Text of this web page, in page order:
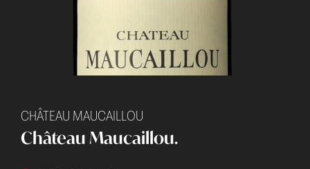
CHÂTEAU MAUCAILLOU
Château Maucaillou.